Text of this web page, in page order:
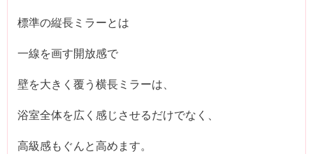
標準の縦長ミラーとは
一線を画す開放感で
壁を大きく覆う横長ミラーは、
浴室全体を広く感じさせるだけでなく、
高級感もぐんと高めます。